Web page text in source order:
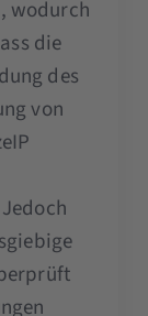
wodurch
die
des
von